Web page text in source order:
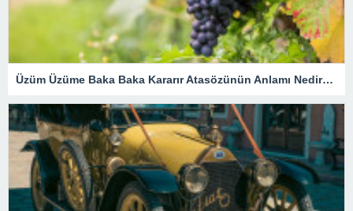
Üzüm Üzüme Baka Baka Kararır Atasözünün Anlamı Nedir? Kısaca Açıklaması Ve Örnek Cümle…